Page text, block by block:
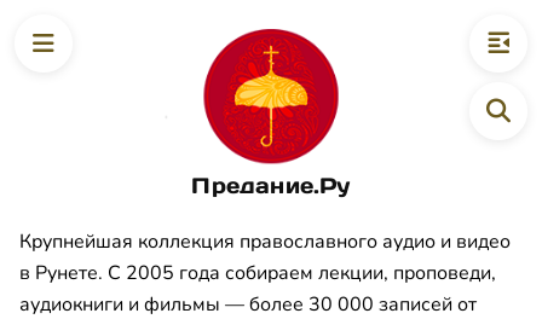
Предание.Ру
Крупнейшая коллекция православного аудио и видео
в Рунете. С 2005 года собираем лекции, проповеди,
аудиокниги и фильмы — более 30 000 записей от